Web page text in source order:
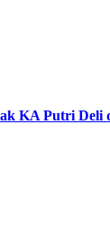
KA Putri Deli